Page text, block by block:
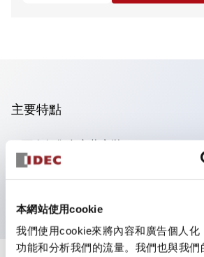
本網站使用cookie
我們使用cookie來將內容和廣告個人化
功能和分析我們的流量。我們也與我們
主要特點
可進行集合密著安裝
附鎖選擇開關採用高安全性的彈子鎖